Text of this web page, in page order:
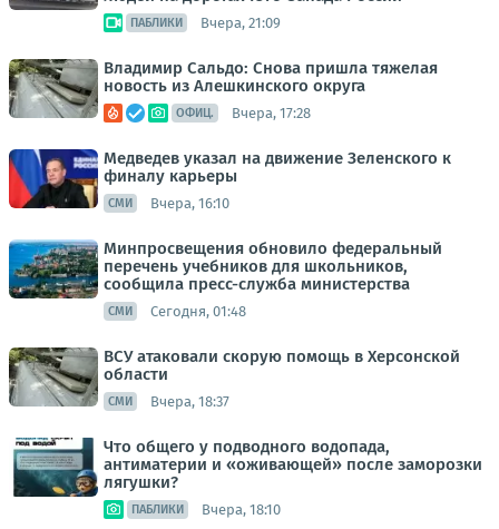
ПАБЛИКИ Вчера, 21:09
Владимир Сальдо: Снова пришла тяжелая
новость из Алешкинского округа
ОФИЦ. Вчера, 17:28
Медведев указал на движение Зеленского к
финалу карьеры
СМИ Вчера, 16:10
Минпросвещения обновило федеральный
перечень учебников для школьников,
сообщила пресс-служба министерства
СМИ Сегодня, 01:48
ВСУ атаковали скорую помощь в Херсонской
области
СМИ Вчера, 18:37
Что общего у подводного водопада,
антиматерии и «оживающей» после заморозки
лягушки?
ПАБЛИКИ Вчера, 18:10